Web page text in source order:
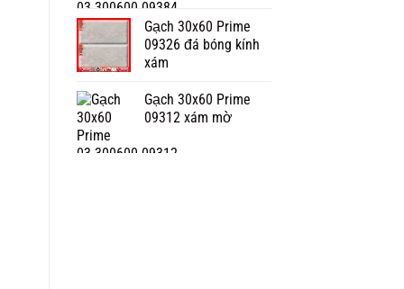
Gạch 30x60 Prime
09326 đá bóng kính
xám
Gạch 30x60 Prime
09312 xám mờ